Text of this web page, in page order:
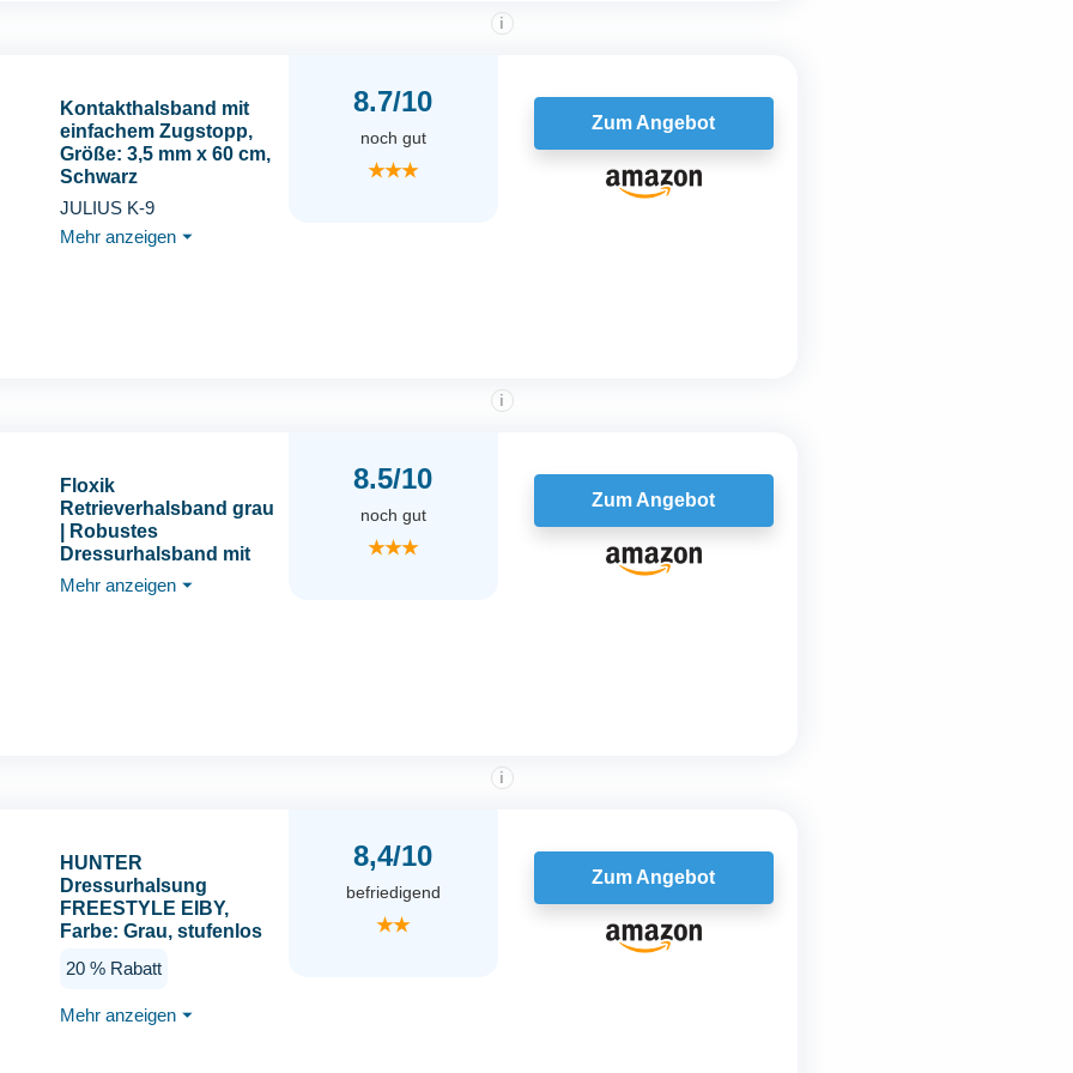
Kontakthalsband mit
einfachem Zugstopp,
Größe: 3,5 mm x 60 cm,
Schwarz
JULIUS K-9
Mehr anzeigen ⏷
8.7/10
i
noch gut
★★★
Zum Angebot
Floxik
Retrieverhalsband grau
| Robustes
Dressurhalsband mit
Zugstopp für
mittelgroße und große
Mehr anzeigen ⏷
8.5/10
i
noch gut
★★★
Zum Angebot
HUNTER
Dressurhalsung
FREESTYLE EIBY,
Farbe: Grau, stufenlos
Taumaterial, mit
langlebig, ideal für
20 % Rabatt
Mehr anzeigen ⏷
8,4/10
i
befriedigend
★★
Zum Angebot